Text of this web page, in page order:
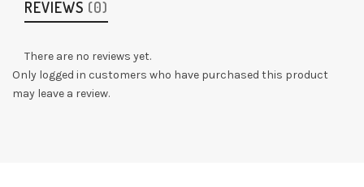
REVIEWS (0)
There are no reviews yet.
Only logged in customers who have purchased this product
may leave a review.